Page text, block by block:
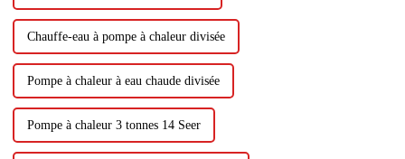
Chauffe-eau à pompe à chaleur divisée
Pompe à chaleur à eau chaude divisée
Pompe à chaleur 3 tonnes 14 Seer